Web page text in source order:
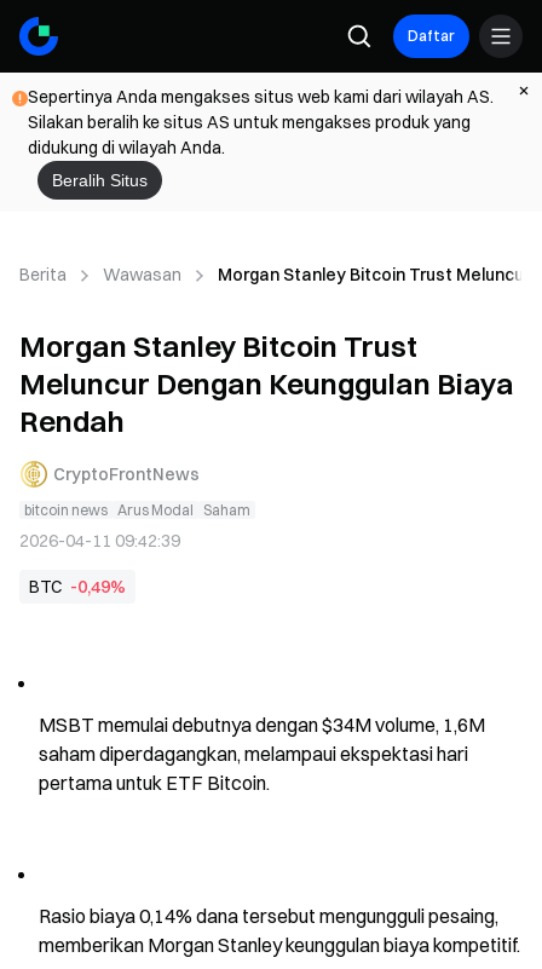
Daftar
Sepertinya Anda mengakses situs web kami dari wilayah AS.
Silakan beralih ke situs AS untuk mengakses produk yang
didukung di wilayah Anda.
Beralih Situs
Berita Wawasan Morgan Stanley Bitcoin Trust Meluncur
Morgan Stanley Bitcoin Trust
Meluncur Dengan Keunggulan Biaya
Rendah
CryptoFrontNews
bitcoin news Arus Modal Saham
2026-04-11 09:42:39
BTC -0,49%
MSBT memulai debutnya dengan $34M volume, 1,6M
saham diperdagangkan, melampaui ekspektasi hari
pertama untuk ETF Bitcoin.
Rasio biaya 0,14% dana tersebut mengungguli pesaing,
memberikan Morgan Stanley keunggulan biaya kompetitif.